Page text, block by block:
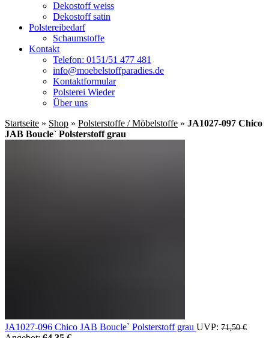
Dekostoff weiss
Dekostoff satin
Polstereibedarf
Schaumstoffe
Kontakt
Telefon: 0151/51 477 481
info@moebelstoffparadies.de
Kontaktformular
Polsterei Wieder
Über uns
Startseite » Shop » Polsterstoffe / Möbelstoffe » JA1027-097 Chico
JAB Boucle` Polsterstoff grau
JA1027-096 Chico JAB Boucle` Polsterstoff grau UVP: 71,50€